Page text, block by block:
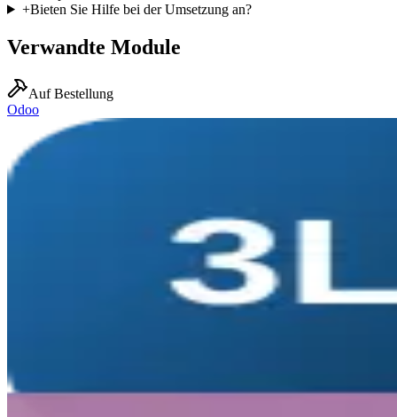
+Bieten Sie Hilfe bei der Umsetzung an?
Verwandte Module
Auf Bestellung
Odoo